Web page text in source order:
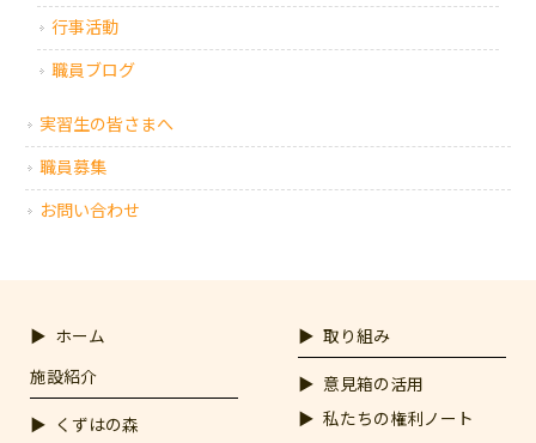
行事活動
職員ブログ
実習生の皆さまへ
職員募集
お問い合わせ
ホーム
施設紹介
くずはの森
取り組み
意見箱の活用
私たちの権利ノート